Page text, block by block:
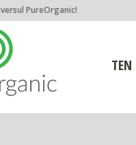
PureOrganic!
TEN